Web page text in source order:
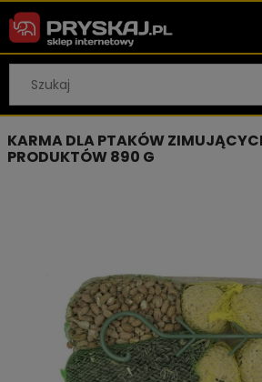
KARMA DLA PTAKÓW
PRODUKTÓW 890 G